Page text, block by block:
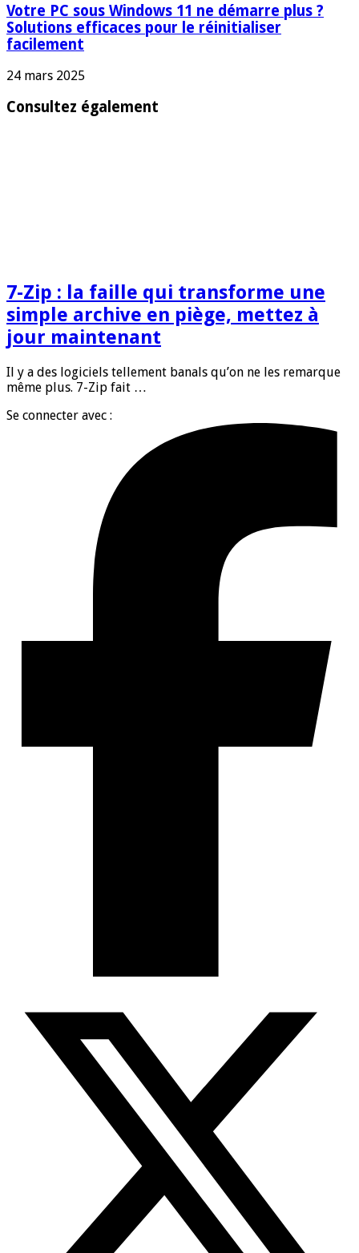
Votre PC sous Windows 11 ne démarre plus ?
Solutions efficaces pour le réinitialiser
facilement
24 mars 2025
Consultez également
7-Zip : la faille qui transforme une
simple archive en piège, mettez à
jour maintenant
Il y a des logiciels tellement banals qu’on ne les remarque
même plus. 7-Zip fait …
Se connecter avec :